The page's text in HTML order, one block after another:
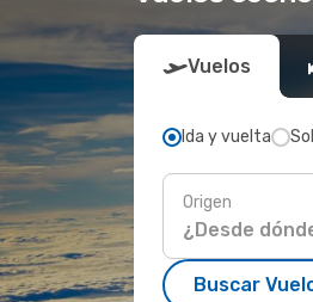
Vuelos
Ida y vuelta
Origen
Buscar